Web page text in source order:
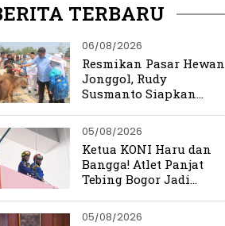
TERBARU
06/08/2026
Resmikan Pasar Hewan
Jonggol, Rudy
Susmanto Siapkan
Ekonomi Baru
05/08/2026
Ketua KONI Haru dan
Bangga! Atlet Panjat
Tebing Bogor Jadi
Merah Putih Raksasa
05/08/2026